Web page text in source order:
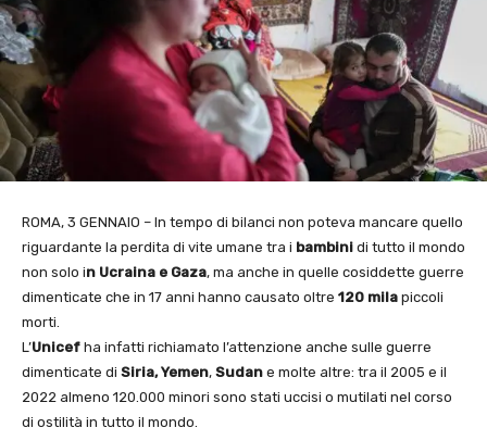
ROMA, 3 GENNAIO – In tempo di bilanci non poteva mancare quello
riguardante la perdita di vite umane tra i bambini di tutto il mondo
non solo in Ucraina e Gaza, ma anche in quelle cosiddette guerre
dimenticate che in 17 anni hanno causato oltre 120 mila piccoli
morti.
L’Unicef ha infatti richiamato l’attenzione anche sulle guerre
dimenticate di Siria, Yemen, Sudan e molte altre: tra il 2005 e il
2022 almeno 120.000 minori sono stati uccisi o mutilati nel corso
di ostilità in tutto il mondo.